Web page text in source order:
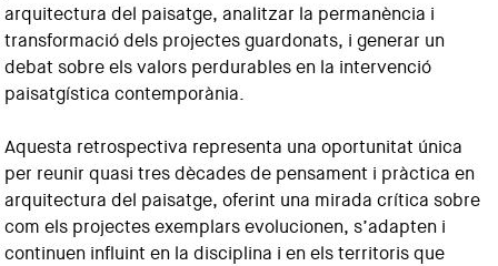
arquitectura del paisatge, analitzar la permanència i
transformació dels projectes guardonats, i generar un
debat sobre els valors perdurables en la intervenció
paisatgística contemporània.
Aquesta retrospectiva representa una oportunitat única
per reunir quasi tres dècades de pensament i pràctica en
arquitectura del paisatge, oferint una mirada crítica sobre
com els projectes exemplars evolucionen, s’adapten i
continuen influint en la disciplina i en els territoris que